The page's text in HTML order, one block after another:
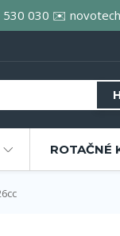
530 030 ✉️
ROTAČNÉ